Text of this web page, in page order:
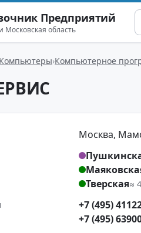
Предприятий
Московская область
Компьютеры Компьютерное
Москва,
Тверская≈
+7 (495)
+7 (495)